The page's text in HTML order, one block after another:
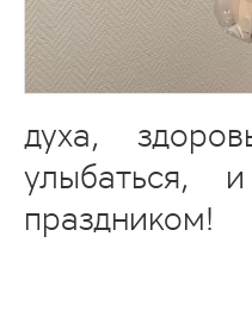
духа,
улыбаться,
праздником!